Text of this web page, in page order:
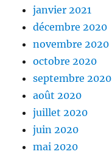
janvier 2021
décembre 2020
novembre 2020
octobre 2020
septembre 2020
août 2020
juillet 2020
juin 2020
mai 2020